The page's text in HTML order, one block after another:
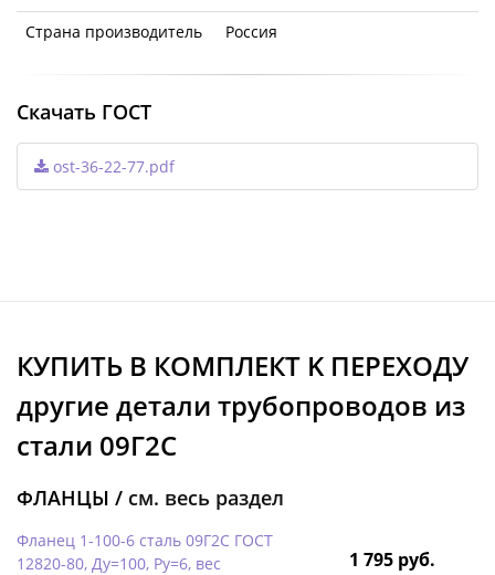
Страна производитель
Россия
Скачать ГОСТ
ost-36-22-77.pdf
КУПИТЬ В КОМПЛЕКТ K ПЕРЕХОДУ
другие детали трубопроводов из
стали 09Г2С
ФЛАНЦЫ / см. весь раздел
Фланец 1-100-6 сталь 09Г2С ГОСТ
12820-80, Ду=100, Ру=6, вес
1 795 руб.